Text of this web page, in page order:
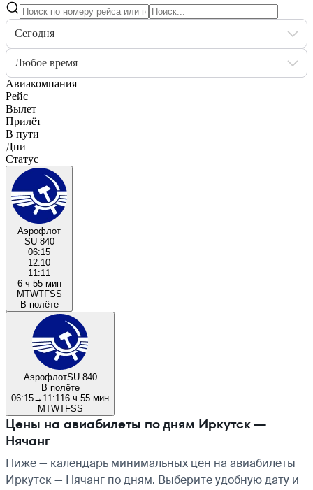
Сегодня
Любое время
Авиакомпания
Рейс
Вылет
Прилёт
В пути
Дни
Статус
Аэрофлот
SU 840
06:15
12:10
11:11
6 ч 55 мин
MTWTFSS
В полёте
АэрофлотSU 840
В полёте
06:15→ 11:116 ч 55 мин
MTWTFSS
Цены на авиабилеты по дням Иркутск —
Нячанг
Ниже — календарь минимальных цен на авиабилеты
Иркутск — Нячанг по дням. Выберите удобную дату и